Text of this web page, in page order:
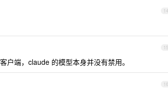
14
15
端，claude 的模型本身并没有禁用。
16